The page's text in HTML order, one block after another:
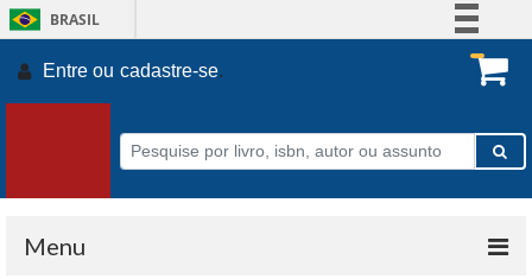
BRASIL
Participe
Acesso à informação
Legislação
Entre ou cadastre-se.
Menu